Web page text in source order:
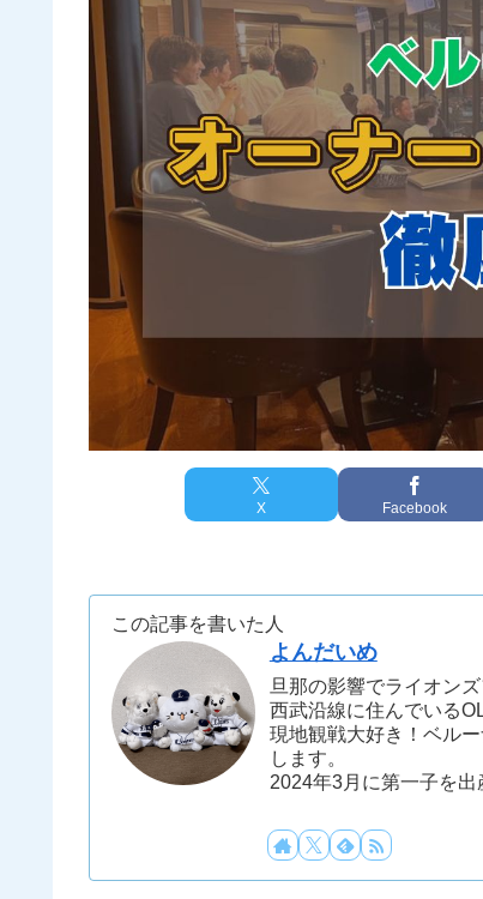
X Facebook
この記事を書いた人
よんだいめ
旦那の影響でライオン
西武沿線に住んでいるOL
現地観戦大好き！ベル
します。
2024年3月に第一子を出